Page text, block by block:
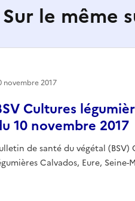
Sur le même
Cultures
10 novembre 2017
de santé du végétal (BSV)
Calvados, Eure, Seine-
novembre 2017